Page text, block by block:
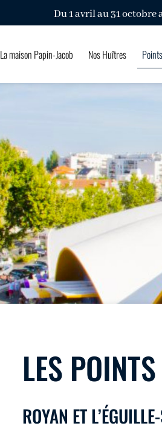
Du 1 avril au 31
La maison Papin-Jacob Nos Huîtres
LES
ROYAN ET